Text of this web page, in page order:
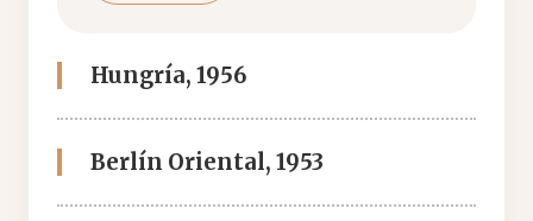
Hungría, 1956
Berlín Oriental, 1953